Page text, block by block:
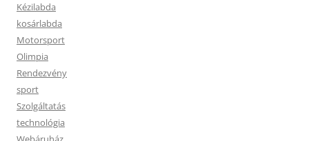
Kézilabda
kosárlabda
Motorsport
Olimpia
Rendezvény
sport
Szolgáltatás
technológia